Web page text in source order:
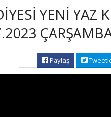
YENİ YAZ
Paylaş